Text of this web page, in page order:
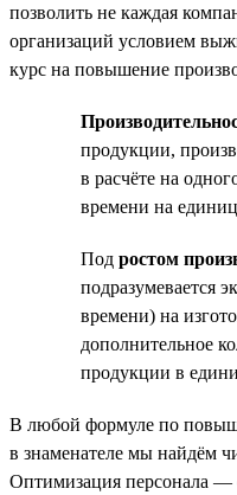
позволить не каждая
организаций условием
курс на повышение
продукции,
в расчёте на
времени на
Под ростом
подразумевается
времени) на
дополнительное
продукции в
В любой формуле по
в знаменателе мы найдём
Оптимизация персонала —